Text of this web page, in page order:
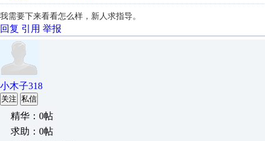
我需要下来看看怎么样，新人求指导。
回复 引用 举报
小木子318
关注 私信
精华：0帖
求助：0帖